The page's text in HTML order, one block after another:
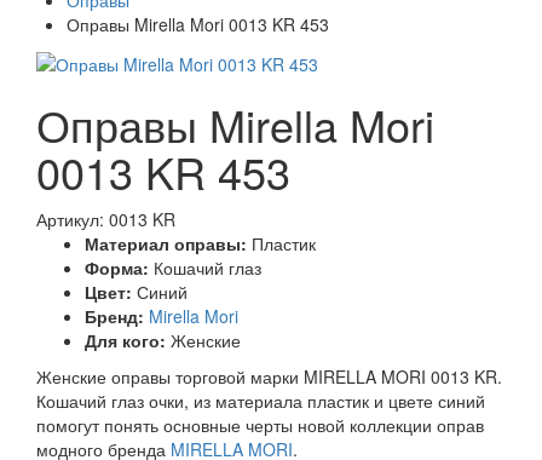
Оправы Mirella Mori 0013 KR 453
Оправы Mirella Mori
0013 KR 453
Артикул: 0013 KR
Материал оправы: Пластик
Форма: Кошачий глаз
Цвет: Синий
Бренд: Mirella Mori
Для кого: Женские
Женские оправы торговой марки MIRELLA MORI 0013 KR.
Кошачий глаз очки, из материала пластик и цвете синий
помогут понять основные черты новой коллекции оправ
модного бренда MIRELLA MORI.